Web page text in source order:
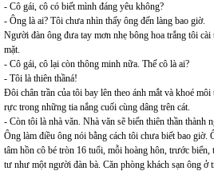
- Cô gái, cô có biết mình đáng yêu không?
- Ông là ai? Tôi chưa nhìn thấy ông đến làng bao giờ.
Người đàn ông đưa tay mơn nhẹ bông hoa trắng tôi
mặt.
- Cô gái, cô lại còn thông minh nữa. Thế cô là ai?
- Tôi là thiên thầná!
Đôi chân trần của tôi bay lên theo ánh mắt và khoé
rực trong những tia nắng cuối cùng dâng trên cát.
- Còn tôi là nhà văn. Nhà văn sẽ biến thiên thần thành
Ông làm điều ông nói bằng cách tôi chưa biết bao
tâm hồn cô bé tròn 16 tuổi, mỗi hoàng hôn, trước
tư như một người đàn bà. Căn phòng khách sạn ông